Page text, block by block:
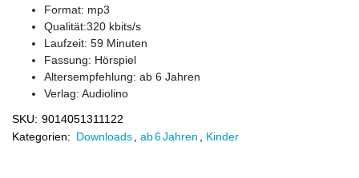
Format: mp3
Qualität:320 kbits/s
Laufzeit: 59 Minuten
Fassung: Hörspiel
Altersempfehlung: ab 6 Jahren
Verlag: Audiolino
SKU: 9014051311122
Kategorien: Downloads ab 6 Jahren Kinder